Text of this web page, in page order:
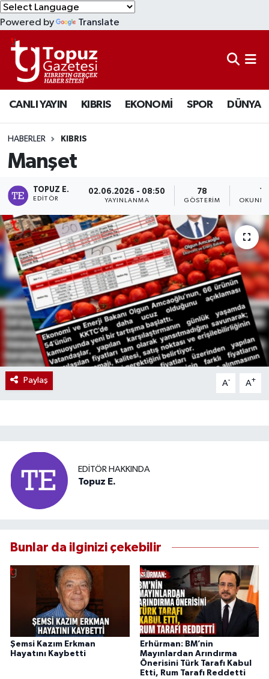
Powered by Translate
CANLI YAYIN KIBRIS EKONOMİ SPOR DÜNYA
HABERLER KIBRIS
Manşet
TOPUZ E.
EDITÖR
02.06.2026 - 08:50
YAYINLANMA
78
GÖSTERIM
1
Paylaş A- A+
EDITÖR HAKKINDA
Topuz E.
Bunlar da ilginizi çekebilir
Şemsi Kazım Erkman
Hayatını Kaybetti
Erhürman: BM’nin
Mayınlardan Arındırma
Önerisini Türk Tarafı Kabul
Etti, Rum Tarafı Reddetti
KIBRIS
DÜNYA
EKONOMİ
MAGAZİN
SAĞLIK
SPOR
TEKNOLOJİ
TÜRKİYE
Lefkoşa Nöbetçi Eczaneler
Lefkoşa Hava Durumu
Lefkoşa Trafik Yoğunluk Haritası
Süper Lig Puan Durumu ve Fikstür
Tüm Manşetler
Son Dakika Haberleri
Haber Arşivi